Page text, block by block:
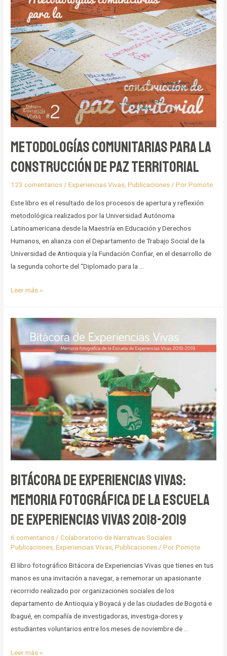
Experiencias
Metodologías Comunitarias para la
Construcción de Paz Territorial
123 comentarios /Experiencias Vivas ,Publicaciones / PorPomote
Este libro es el resultado de los procesos de apertura y reflexión
metodológica realizados por la Universidad Autónoma
Latinoamericana desde la Maestría en Educación y Derechos
Humanos, en alianza con el Departamento de Trabajo Social de la
Universidad de Antioquia y la Fundación Confiar, en el desarrollo de
la segunda cohorte del “Diplomado para la …
Metodologías
Construcción
de
Paz
Territorial
Leer más »
Bitácora de Experiencias Vivas:
Memoria Fotográfica de la Escuela
de Experiencias Vivas 2018-2019
6 comentarios/Colaboratorio de Narrativas Sociales
Publicaciones,Experiencias Vivas,Publicaciones/ PorPomote
El libro fotográfico Bitácora de Experiencias Vivas que tienes en tus
manos es una invitación a navegar, a rememorar un apasionante
recorrido realizado por organizaciones sociales de los
departamento de Antioquia y Boyacá y de las ciudades de Bogotá e
Ibagué, en compañía de investigadoras, investiga-dores y
estudiantes voluntarios entre los meses de noviembre de …
Bitácora
Leer más »